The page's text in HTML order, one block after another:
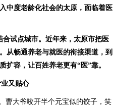
中度老龄化社会的太原，面临着医
合试点城市。近年来，太原市把医
从畅通养老与就医的衔接渠道，到
扩容，让百姓养老更有“医”靠。
又贴心
大爷咬开半个元宝似的饺子，笑